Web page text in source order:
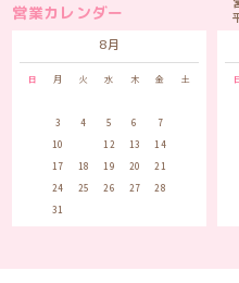
営業カレンダー
8月
日 月 火 水 木 金
土
3 4 5 6 7
10 12 13 14
17 18 19 20 21
24 25 26 27 28
31